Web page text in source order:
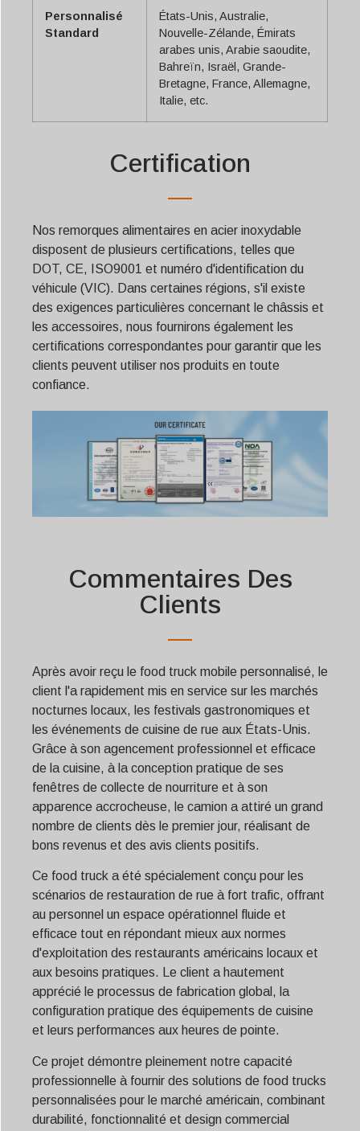
Personnalisé
Standard
États-Unis, Australie,
Nouvelle-Zélande, Émirats
arabes unis, Arabie saoudite,
Bahreïn, Israël, Grande-
Bretagne, France, Allemagne,
Italie, etc.
Certification
Nos remorques alimentaires en acier inoxydable
disposent de plusieurs certifications, telles que
DOT, CE, ISO9001 et numéro d'identification du
véhicule (VIC). Dans certaines régions, s'il existe
des exigences particulières concernant le châssis et
les accessoires, nous fournirons également les
certifications correspondantes pour garantir que les
clients peuvent utiliser nos produits en toute
confiance.
Commentaires Des
Clients
Après avoir reçu le food truck mobile personnalisé, le
client l'a rapidement mis en service sur les marchés
nocturnes locaux, les festivals gastronomiques et
les événements de cuisine de rue aux États-Unis.
Grâce à son agencement professionnel et efficace
de la cuisine, à la conception pratique de ses
fenêtres de collecte de nourriture et à son
apparence accrocheuse, le camion a attiré un grand
nombre de clients dès le premier jour, réalisant de
bons revenus et des avis clients positifs.
Ce food truck a été spécialement conçu pour les
scénarios de restauration de rue à fort trafic, offrant
au personnel un espace opérationnel fluide et
efficace tout en répondant mieux aux normes
d'exploitation des restaurants américains locaux et
aux besoins pratiques. Le client a hautement
apprécié le processus de fabrication global, la
configuration pratique des équipements de cuisine
et leurs performances aux heures de pointe.
Ce projet démontre pleinement notre capacité
professionnelle à fournir des solutions de food trucks
personnalisées pour le marché américain, combinant
durabilité, fonctionnalité et design commercial
Slovenščina
Latviešu valoda
Dansk
Српски језик
Norsk nynorsk
Maori
Eesti
Български
Nederlands (België)
Norsk bokmål
Slovenčina
Svenska